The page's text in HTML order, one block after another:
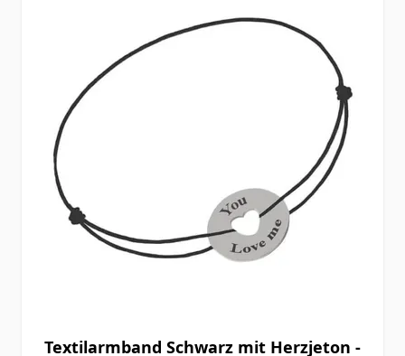
Textilarmband Schwarz mit Herzjeton -